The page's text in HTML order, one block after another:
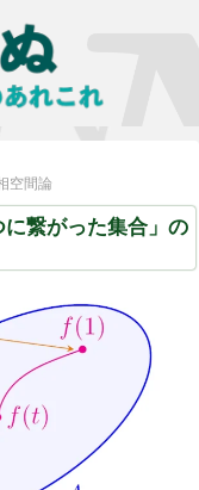
空間論
繋がった集合」の